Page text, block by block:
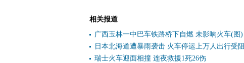
相关报道
广西玉林一中巴车铁路桥下自燃 未影响火车(图)
日本北海道遭暴雨袭击 火车停运上万人出行受阻
瑞士火车迎面相撞 连夜救援1死26伤